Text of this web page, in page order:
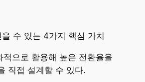
수 있는 4가지 핵심 가치
적으로 활용해 높은 전환율을
직접 설계할 수 있다.